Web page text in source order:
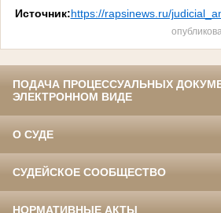
Источник:https://rapsinews.ru/
ПОДАЧА ПРОЦЕССУАЛЬНЫХ
ЭЛЕКТРОННОМ ВИДЕ
О СУДЕ
СУДЕЙСКОЕ СООБЩЕСТВО
НОРМАТИВНЫЕ АКТЫ